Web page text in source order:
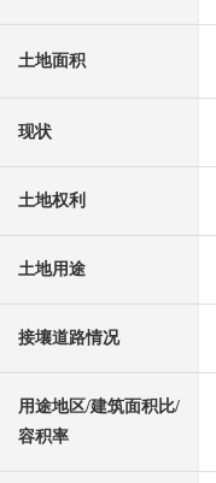
土地面积
现状
土地权利
土地用途
接壤道路情况
用途地区/建筑面积比/
容积率